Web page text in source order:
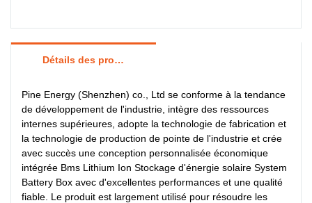
Détails des produits
Pine Energy (Shenzhen) co., Ltd se conforme à la tendance
de développement de l'industrie, intègre des ressources
internes supérieures, adopte la technologie de fabrication et
la technologie de production de pointe de l'industrie et crée
avec succès une conception personnalisée économique
intégrée Bms Lithium Ion Stockage d'énergie solaire System
Battery Box avec d'excellentes performances et une qualité
fiable. Le produit est largement utilisé pour résoudre les